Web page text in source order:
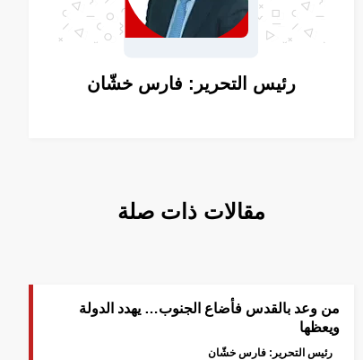
رئيس التحرير: فارس خشّان
مقالات ذات صلة
من وعد بالقدس فأضاع الجنوب… يهدد الدولة
ويعظها
رئيس التحرير: فارس خشّان